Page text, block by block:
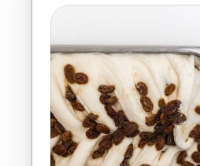
L'indémodable